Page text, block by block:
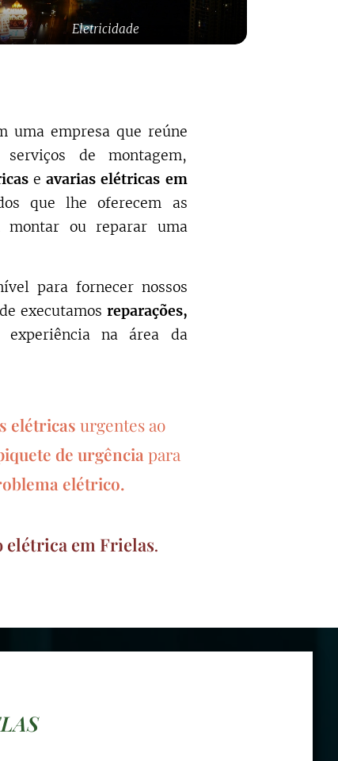
Eletricidade
uma empresa que reúne
de montagem,
eavarias elétricas em
que lhe oferecem as
montar ou reparar uma
para fornecer nossos
executamos reparações,
experiência na área da
elétricas urgentes ao
de urgência para
elétrico.
elétrica em Frielas.